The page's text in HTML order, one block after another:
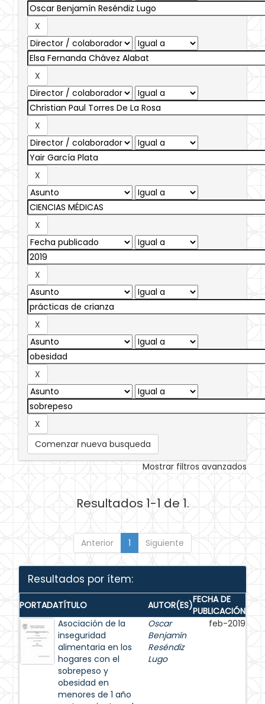
Comenzar nueva busqueda
Mostrar filtros avanzados
Resultados 1-1 de 1.
Anterior 1 Siguiente
Resultados por ítem:
PORTADATÍTULO AUTOR(ES)FECHA DE
PUBLICACIÓN
Asociación de la
inseguridad
alimentaria en los
hogares con el
sobrepeso y
obesidad en
menores de 1 año
Oscar
Benjamín
Reséndiz
Lugo
feb-2019